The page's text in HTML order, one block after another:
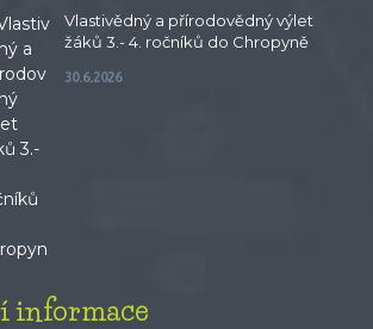
Vlastivědný a přírodovědný výlet
žáků 3.- 4. ročníků do Chropyně
30.6.2026
informace